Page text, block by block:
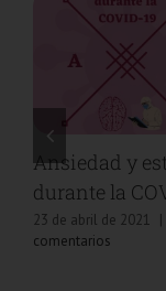
Ansiedad y
durante la
23 de abril de 2021 |
comentarios